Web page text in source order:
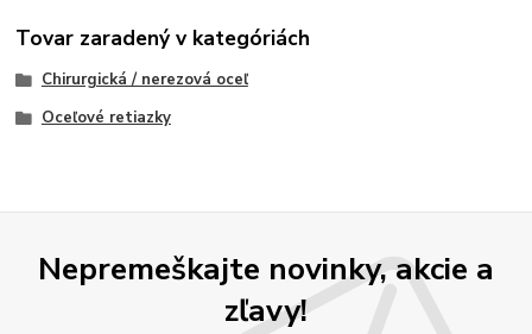
Tovar zaradený v kategóriách
Chirurgická / nerezová oceľ
Oceľové retiazky
Nepremeškajte novinky, akcie a
zľavy!